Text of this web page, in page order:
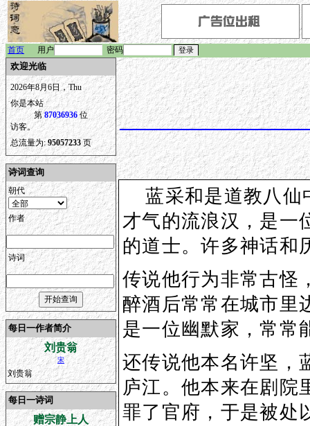
首页 用户 密码
欢迎光临
2026年8月6日，Thu
你是本站
第87036936位
访客。
总流量为:95057233 页
诗词查询
朝代
作者
诗词
每日一作者简介
刘贵翁
宋
刘贵翁
每日一诗词
赠宗静上人
蓝采和是道教八仙
才气的流浪汉，是一
的道士。许多神话和
传说他行为非常古怪
醉酒后常常在城市里
是一位幽默家，常常
还传说他本名许坚，
庐江。他本来在剧院
罪了官府，于是被处